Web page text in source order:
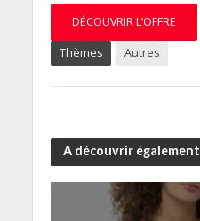
DÉCOUVRIR L’OFFRE
Thèmes Autres
A découvrir également